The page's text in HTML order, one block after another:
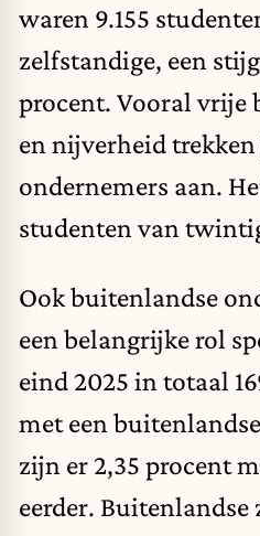
waren 9.155
zelfstandige, een
procent. Vooral vrije
en nijverheid
ondernemers aan.
studenten van
Ook buitenlandse
een belangrijke rol
eind 2025 in totaal
met een
zijn er 2,35 procent
eerder.